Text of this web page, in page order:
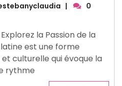
|
0
la Passion de la
est une forme
culturelle qui évoque la
rythme